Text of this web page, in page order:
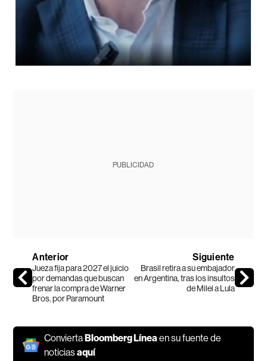
PUBLICIDAD
Anterior
Jueza fija para 2027 el juicio
por demandas que buscan
frenar la compra de Warner
Bros. por Paramount
Siguiente
Brasil retira a su embajador
en Argentina, tras los insultos
de Milei a Lula
ConviertaBloomberg Línea en su fuente de
noticiasaquí